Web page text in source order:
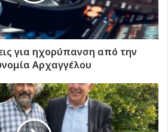
για ηχορύπανση από την
Αρχαγγέλου